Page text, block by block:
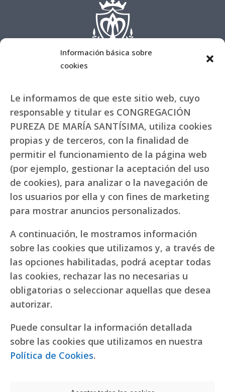
Información básica sobre
cookies
Le informamos de que este sitio web, cuyo
responsable y titular es CONGREGACIÓN
PUREZA DE MARÍA SANTÍSIMA, utiliza cookies
propias y de terceros, con la finalidad de
permitir el funcionamiento de la página web
(por ejemplo, gestionar la aceptación del uso
de cookies), para analizar o la navegación de
los usuarios por ella y con fines de marketing
para mostrar anuncios personalizados.
A continuación, le mostramos información
sobre las cookies que utilizamos y, a través de
las opciones habilitadas, podrá aceptar todas
las cookies, rechazar las no necesarias u
obligatorias o seleccionar aquellas que desea
autorizar.
Puede consultar la información detallada
sobre las cookies que utilizamos en nuestra
Política de Cookies.